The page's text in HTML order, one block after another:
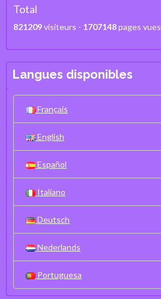
Total
821209visiteurs - 1707148pages vues
Langues disponibles
Français
English
Español
Italiano
Deutsch
Nederlands
Portuguesa